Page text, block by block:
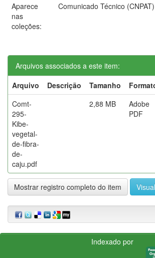
Aparece
nas
coleções:
Comunicado Técnico (CNPAT)
Arquivos associados a este item:
Arquivo
Descrição Tamanho
Comt-
295-
Kibe-
vegetal-
de-fibra-
de-
caju.pdf
2,88 MB
Adobe
PDF
Mostrar registro completo do item
Indexado por